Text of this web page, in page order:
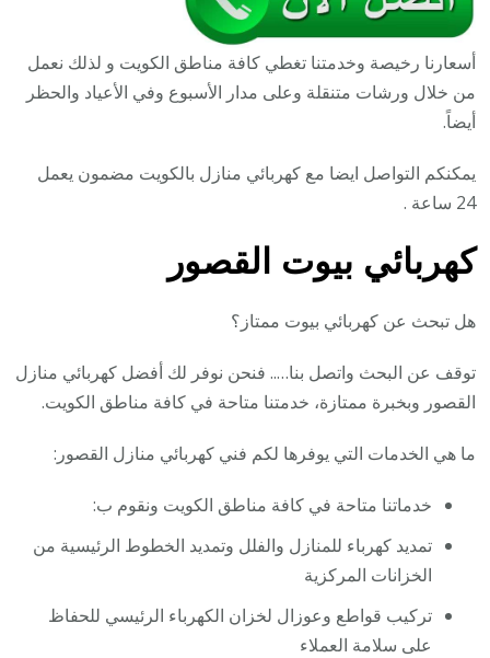
أسعارنا رخيصة وخدمتنا تغطي كافة مناطق الكويت و لذلك نعمل
من خلال ورشات متنقلة وعلى مدار الأسبوع وفي الأعياد والحظر
أيضاً.
يمكنكم التواصل ايضا مع كهربائي منازل بالكويت مضمون يعمل
24 ساعة .
كهربائي بيوت القصور
هل تبحث عن كهربائي بيوت ممتاز؟
توقف عن البحث واتصل بنا….. فنحن نوفر لك أفضل كهربائي منازل
القصور وبخبرة ممتازة، خدمتنا متاحة في كافة مناطق الكويت.
ما هي الخدمات التي يوفرها لكم فني كهربائي منازل القصور:
خدماتنا متاحة في كافة مناطق الكويت ونقوم ب:
تمديد كهرباء للمنازل والفلل وتمديد الخطوط الرئيسية من
الخزانات المركزية
تركيب قواطع وعوزال لخزان الكهرباء الرئيسي للحفاظ
على سلامة العملاء